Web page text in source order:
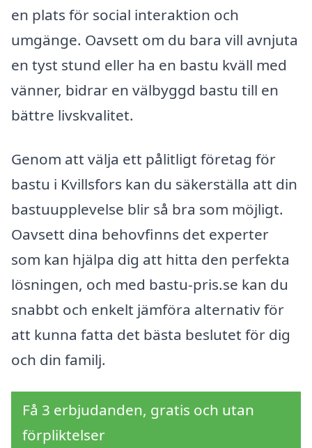
en plats för social interaktion och
umgänge. Oavsett om du bara vill avnjuta
en tyst stund eller ha en bastu kväll med
vänner, bidrar en välbyggd bastu till en
bättre livskvalitet.
Genom att välja ett pålitligt företag för
bastu i Kvillsfors kan du säkerställa att din
bastuupplevelse blir så bra som möjligt.
Oavsett dina behovfinns det experter
som kan hjälpa dig att hitta den perfekta
lösningen, och med bastu-pris.se kan du
snabbt och enkelt jämföra alternativ för
att kunna fatta det bästa beslutet för dig
och din familj.
Få 3 erbjudanden, gratis och utan
förpliktelser